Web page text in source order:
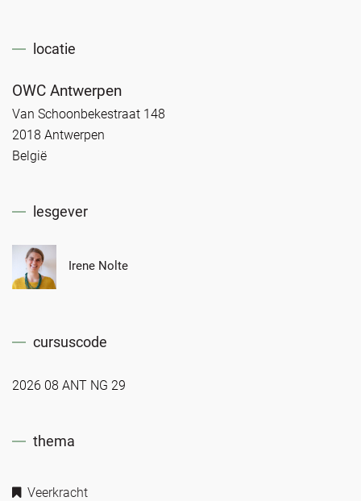
locatie
OWC Antwerpen
Van Schoonbekestraat 148
2018 Antwerpen
België
lesgever
Irene Nolte
cursuscode
2026 08 ANT NG 29
thema
Veerkracht